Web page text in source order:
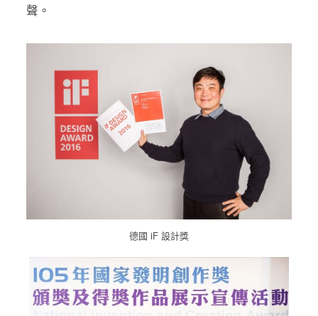
聲。
德國 iF 設計獎